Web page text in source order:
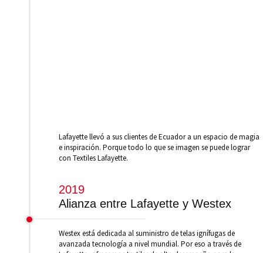
Lafayette llevó a sus clientes de Ecuador a un espacio de magia
e inspiración. Porque todo lo que se imagen se puede lograr
con Textiles Lafayette.
2019
Alianza entre Lafayette y Westex
Westex está dedicada al suministro de telas ignífugas de
avanzada tecnología a nivel mundial. Por eso a través de